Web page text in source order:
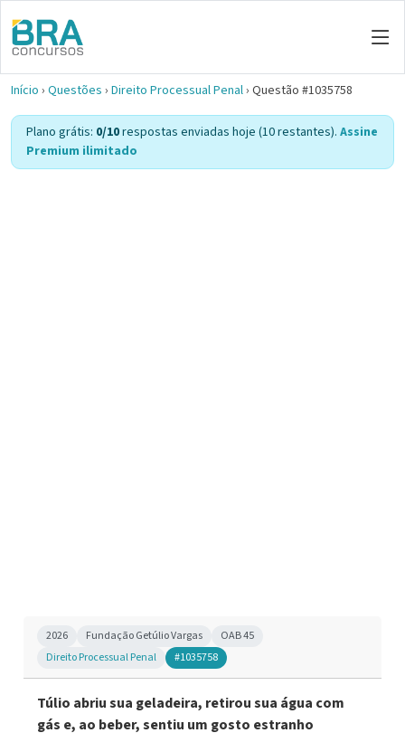
Início › Questões › Direito Processual Penal› Questão #1035758
Plano grátis: 0/10respostas enviadas hoje (10 restantes). Assine
Premium ilimitado
2026 Fundação Getúlio Vargas
OAB 45
Direito Processual Penal
#1035758
Túlio abriu sua geladeira, retirou sua água com
gás e, ao beber, sentiu um gosto estranho